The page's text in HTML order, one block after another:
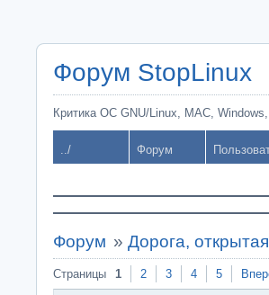
Форум StopLinux
Критика ОС GNU/Linux, MAC,
../ Форум
Форум » Дорога,
Страницы 1 2 3 4 5